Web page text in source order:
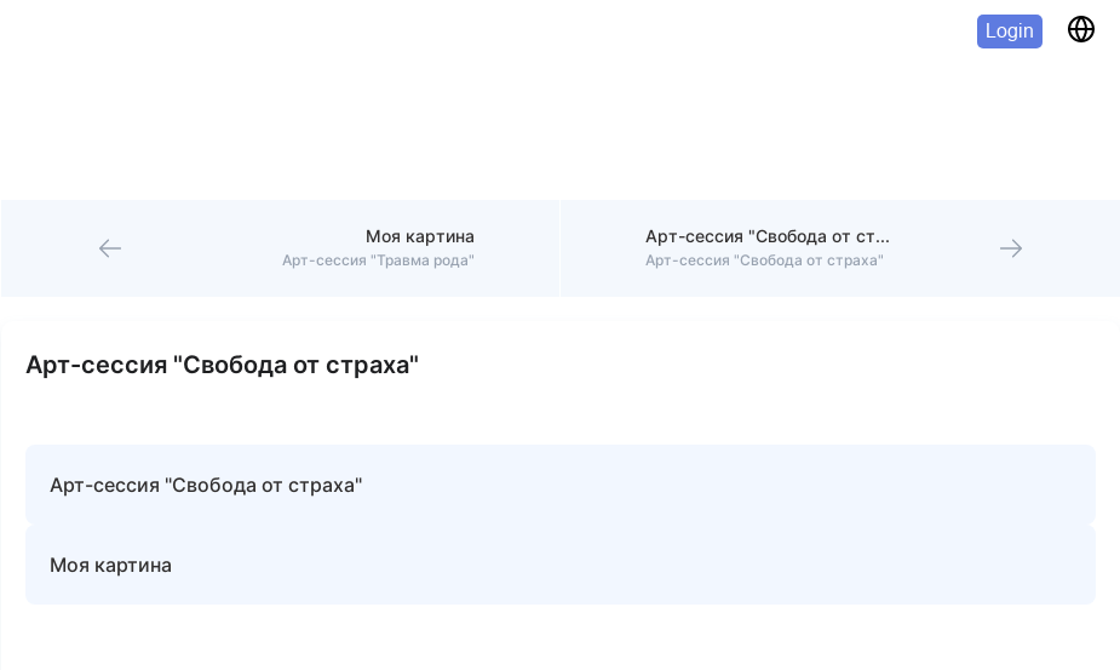
Login
Моя картина
Арт-сессия "Травма рода"
Арт-сессия "Свобода от страха"
Арт-сессия "Свобода от страха"
Арт-сессия "Свобода от страха"
Арт-сессия "Свобода от страха"
Моя картина